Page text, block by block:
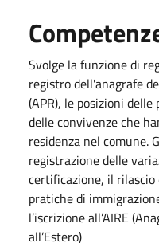
Svolge la funzione di
registro dell'anagrafe
(APR), le posizioni
delle convivenze che
residenza nel comune.
registrazione delle
certificazione, il
pratiche di
l’iscrizione all’AIRE
all’Estero)